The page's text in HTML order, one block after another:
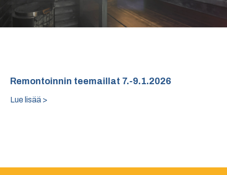
Remontoinnin teemaillat 7.-9.1.2026
Lue lisää >